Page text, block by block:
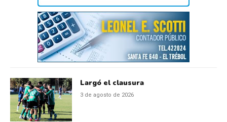
Largó el clausura
3 de agosto de 2026